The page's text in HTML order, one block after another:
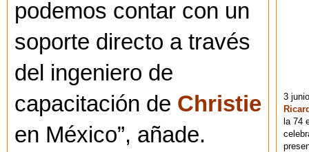
podemos contar con un
soporte directo a través
del ingeniero de
capacitación de Christie
en México”, añade.
3
la 74